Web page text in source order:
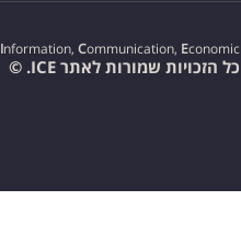
Information, Communication, Economic
כל הזכויות שמורות לאתר ICE. ©